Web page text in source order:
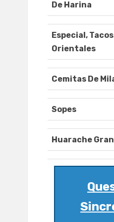
De Harina
Especial, Tacos
Orientales
Cemitas De
Sopes
Huarache